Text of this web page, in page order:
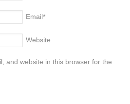
Email*
Website
and website in this browser for the